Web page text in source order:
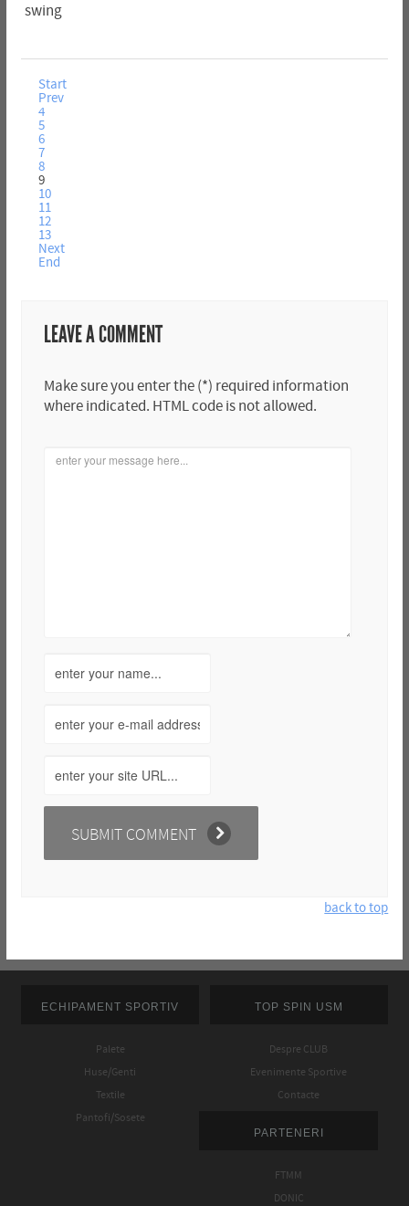
swing
Start
Prev
4
5
6
7
8
9
10
11
12
13
Next
End
LEAVE A COMMENT
Make sure you enter the (*) required information
where indicated. HTML code is not allowed.
back to top
ECHIPAMENT SPORTIV
Palete
Huse/Genti
Textile
Pantofi/Sosete
TOP SPIN USM
Despre CLUB
Evenimente Sportive
Contacte
PARTENERI
FTMM
DONIC